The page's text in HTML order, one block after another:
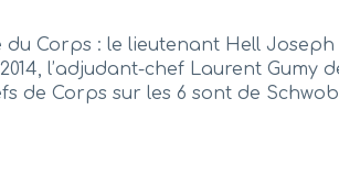
du Corps : le lieutenant Hell
l’adjudant-chef Laurent Gumy
de Corps sur les 6 sont de